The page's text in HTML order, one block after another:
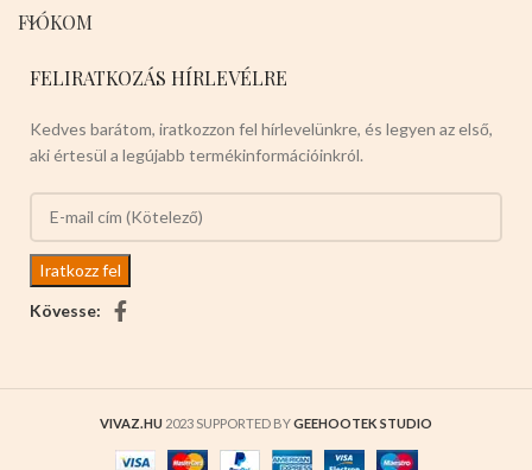
FIÓKOM
FELIRATKOZÁS HÍRLEVÉLRE
Kedves barátom, iratkozzon fel hírlevelünkre, és legyen az első,
aki értesül a legújabb termékinformációinkról.
Kövesse:
VIVAZ.HU 2023 SUPPORTED BYGEEHOOTEK STUDIO